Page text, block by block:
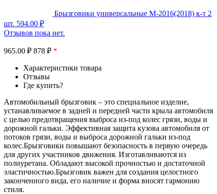
Брызговики универсальные M-2016(2018) к-т 2
шт. 594.00 ₽
Отзывов пока нет.
965.00 ₽ 878 ₽ *
Характеристики товара
Отзывы
Где купить?
Автомобильный брызговик – это специальное изделие,
устанавливаемое в задней и передней части крыла автомобиля
с целью предотвращения выброса из-под колес грязи, воды и
дорожной гальки. Эффективная защита кузова автомобиля от
потоков грязи, воды и выброса дорожной гальки из-под
колес.Брызговики повышают безопасность в первую очередь
для других участников движения. Изготавливаются из
полиуретана. Обладают высокой прочностью и достаточной
эластичностью.Брызговик важен для создания целостного
законченного вида, его наличие и форма вносят гармонию
стиля.